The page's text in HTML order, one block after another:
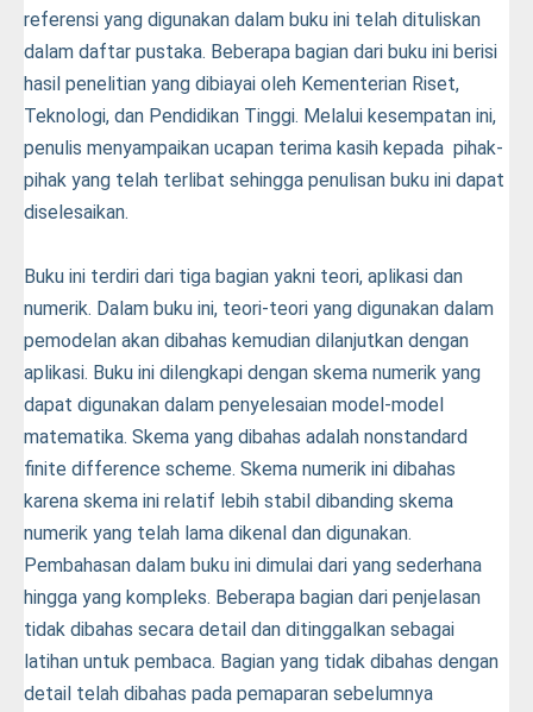
referensi yang digunakan dalam buku ini telah dituliskan
dalam daftar pustaka. Beberapa bagian dari buku ini berisi
hasil penelitian yang dibiayai oleh Kementerian Riset,
Teknologi, dan Pendidikan Tinggi. Melalui kesempatan ini,
penulis menyampaikan ucapan terima kasih kepada pihak-
pihak yang telah terlibat sehingga penulisan buku ini dapat
diselesaikan.
Buku ini terdiri dari tiga bagian yakni teori, aplikasi dan
numerik. Dalam buku ini, teori-teori yang digunakan dalam
pemodelan akan dibahas kemudian dilanjutkan dengan
aplikasi. Buku ini dilengkapi dengan skema numerik yang
dapat digunakan dalam penyelesaian model-model
matematika. Skema yang dibahas adalah nonstandard
finite difference scheme. Skema numerik ini dibahas
karena skema ini relatif lebih stabil dibanding skema
numerik yang telah lama dikenal dan digunakan.
Pembahasan dalam buku ini dimulai dari yang sederhana
hingga yang kompleks. Beberapa bagian dari penjelasan
tidak dibahas secara detail dan ditinggalkan sebagai
latihan untuk pembaca. Bagian yang tidak dibahas dengan
detail telah dibahas pada pemaparan sebelumnya